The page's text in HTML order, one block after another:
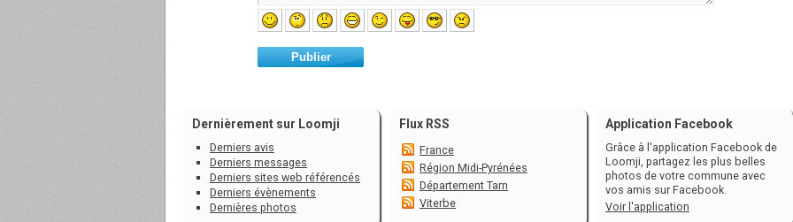
Publier
Dernièrement sur Loomji
Derniers avis
Derniers messages
Derniers sites web référencés
Derniers évènements
Dernières photos
Flux RSS
France
Région Midi-Pyrénées
Département Tarn
Viterbe
Application Facebook
Grâce à l'application Facebook de
Loomji, partagez les plus belles
photos de votre commune avec
vos amis sur Facebook.
Voir l'application